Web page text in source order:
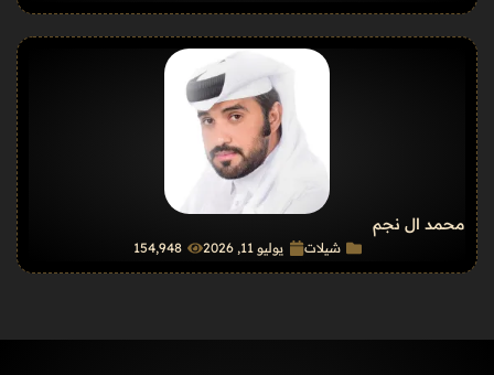
محمد ال نجم
شيلات يوليو 11, 2026 154٬948